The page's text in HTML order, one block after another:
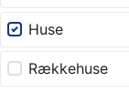
Huse
Rækkehuse